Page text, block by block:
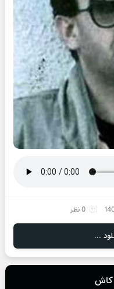
0 نظر
...
کاش